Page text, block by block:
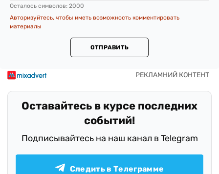
Осталось символов: 2000
Авторизуйтесь, чтобы иметь возможность комментировать
материалы
ОТПРАВИТЬ
Оставайтесь в курсе последних
событий!
Подписывайтесь на наш канал в Telegram
Следить в Телеграмме